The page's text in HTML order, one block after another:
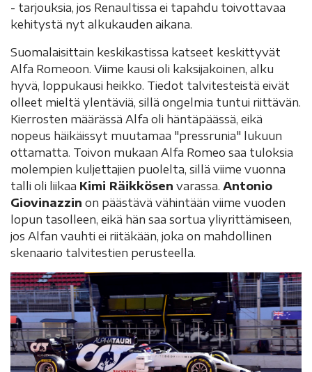
- tarjouksia, jos Renaultissa ei tapahdu toivottavaa
kehitystä nyt alkukauden aikana.
Suomalaisittain keskikastissa katseet keskittyvät
Alfa Romeoon. Viime kausi oli kaksijakoinen, alku
hyvä, loppukausi heikko. Tiedot talvitesteistä eivät
olleet mieltä ylentäviä, sillä ongelmia tuntui riittävän.
Kierrosten määrässä Alfa oli häntäpäässä, eikä
nopeus häikäissyt muutamaa "pressrunia" lukuun
ottamatta. Toivon mukaan Alfa Romeo saa tuloksia
molempien kuljettajien puolelta, sillä viime vuonna
talli oli liikaa Kimi Räikkösen varassa. Antonio
Giovinazzin on päästävä vähintään viime vuoden
lopun tasolleen, eikä hän saa sortua yliyrittämiseen,
jos Alfan vauhti ei riitäkään, joka on mahdollinen
skenaario talvitestien perusteella.